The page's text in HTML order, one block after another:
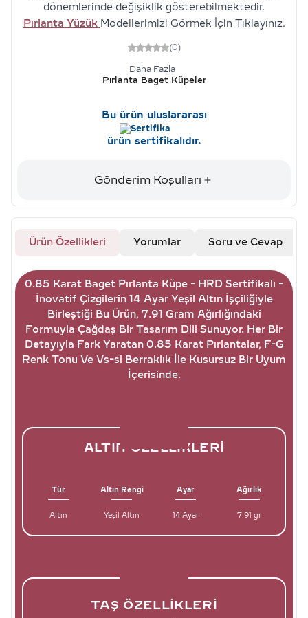
dönemlerinde değişiklik gösterebilmektedir.
Pırlanta Yüzük Modellerimizi Görmek İçin Tıklayınız.
(0)
Daha Fazla
Pırlanta Baget Küpeler
Bu ürün uluslararası
ürün sertifikalıdır.
Gönderim Koşulları
Ürün Özellikleri Yorumlar Soru ve Cevap
0.85 Karat Baget Pırlanta Küpe - HRD Sertifikalı -
İnovatif Çizgilerin 14 Ayar Yeşil Altın İşçiliğiyle
Birleştiği Bu Ürün, 7.91 Gram Ağırlığındaki
Formuyla Çağdaş Bir Tasarım Dili Sunuyor. Her Bir
Detayıyla Fark Yaratan 0.85 Karat Pırlantalar, F-G
Renk Tonu Ve Vs-si Berraklık İle Kusursuz Bir Uyum
İçerisinde.
ALTIN ÖZELLIKLERI
Tür Altın Rengi Ayar Ağırlık
Altın Yeşil Altın 14 Ayar 7.91 gr
TAŞ ÖZELLIKLERI